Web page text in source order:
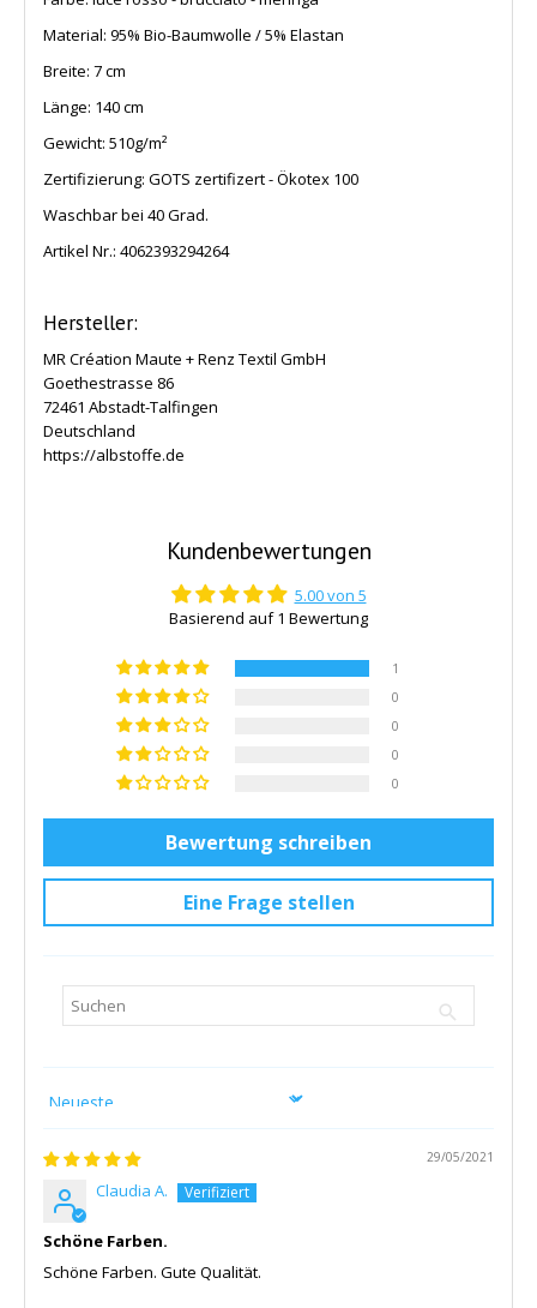
Material: 95% Bio-Baumwolle / 5% Elastan
Breite: 7 cm
Länge: 140 cm
Gewicht: 510g/m²
Zertifizierung: GOTS zertifizert - Ökotex 100
Waschbar bei 40 Grad.
Artikel Nr.: 4062393294264
Hersteller:
MR Création Maute + Renz Textil GmbH
Goethestrasse 86
72461 Abstadt-Talfingen
Deutschland
https://albstoffe.de
Kundenbewertungen
5.00 von 5
Basierend auf 1 Bewertung
1
0
0
0
0
Bewertung schreiben
Eine Frage stellen
Sort by
29/05/2021
Claudia A.
Schöne Farben.
Schöne Farben. Gute Qualität.